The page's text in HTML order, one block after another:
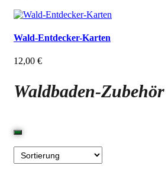
Wald-Entdecker-Karten
12,00 €
Waldbaden-Zubehör